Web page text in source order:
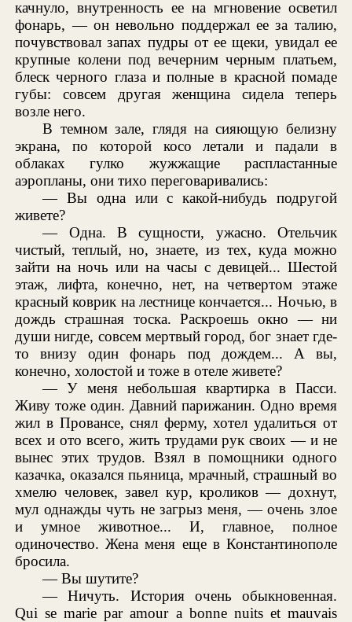
качнуло, внутренность ее на мгновение осветил
фонарь, — он невольно поддержал ее за талию,
почувствовал запах пудры от ее щеки, увидал ее
крупные колени под вечерним черным платьем,
блеск черного глаза и полные в красной помаде
губы: совсем другая женщина сидела теперь
возле него.
В темном зале, глядя на сияющую белизну
экрана, по которой косо летали и падали в
облаках гулко жужжащие распластанные
аэропланы, они тихо переговаривались:
— Вы одна или с какой-нибудь подругой
живете?
— Одна. В сущности, ужасно. Отельчик
чистый, теплый, но, знаете, из тех, куда можно
зайти на ночь или на часы с девицей... Шестой
этаж, лифта, конечно, нет, на четвертом этаже
красный коврик на лестнице кончается... Ночью, в
дождь страшная тоска. Раскроешь окно — ни
души нигде, совсем мертвый город, бог знает где-
то внизу один фонарь под дождем... А вы,
конечно, холостой и тоже в отеле живете?
— У меня небольшая квартирка в Пасси.
Живу тоже один. Давний парижанин. Одно время
жил в Провансе, снял ферму, хотел удалиться от
всех и ото всего, жить трудами рук своих — и не
вынес этих трудов. Взял в помощники одного
казачка, оказался пьяница, мрачный, страшный во
хмелю человек, завел кур, кроликов — дохнут,
мул однажды чуть не загрыз меня, — очень злое
и умное животное... И, главное, полное
одиночество. Жена меня еще в Константинополе
бросила.
— Вы шутите?
— Ничуть. История очень обыкновенная.
Qui se marie par amour a bonne nuits et mauvais